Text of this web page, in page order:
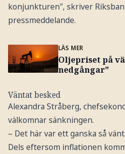
konjunkturen", skriver
pressmeddelande.
LÄS MER
Oljepriset på
nedgångar"
Väntat besked
Alexandra Stråberg,
välkomnar sänkningen.
– Det här var ett ganska så
Dels eftersom inflationen